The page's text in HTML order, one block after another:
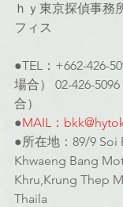
ｈｙ東京探偵事務
フィス
●TEL：+662-426-
場合） 02-426-
合）
●MAIL：
●所在地：89/9 Soi
Khwaeng Bang
Khru,Krung Thep
Thaila